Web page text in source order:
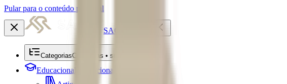
Pular para o conteúdo principal
SACRE
CategoriasCategorias • submenu
Educacional
Educacional